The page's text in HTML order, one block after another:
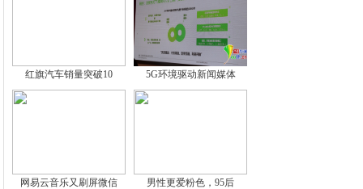
红旗汽车销量突破10 5G环境驱动新闻媒体
网易云音乐又刷屏微信 男性更爱粉色，95后